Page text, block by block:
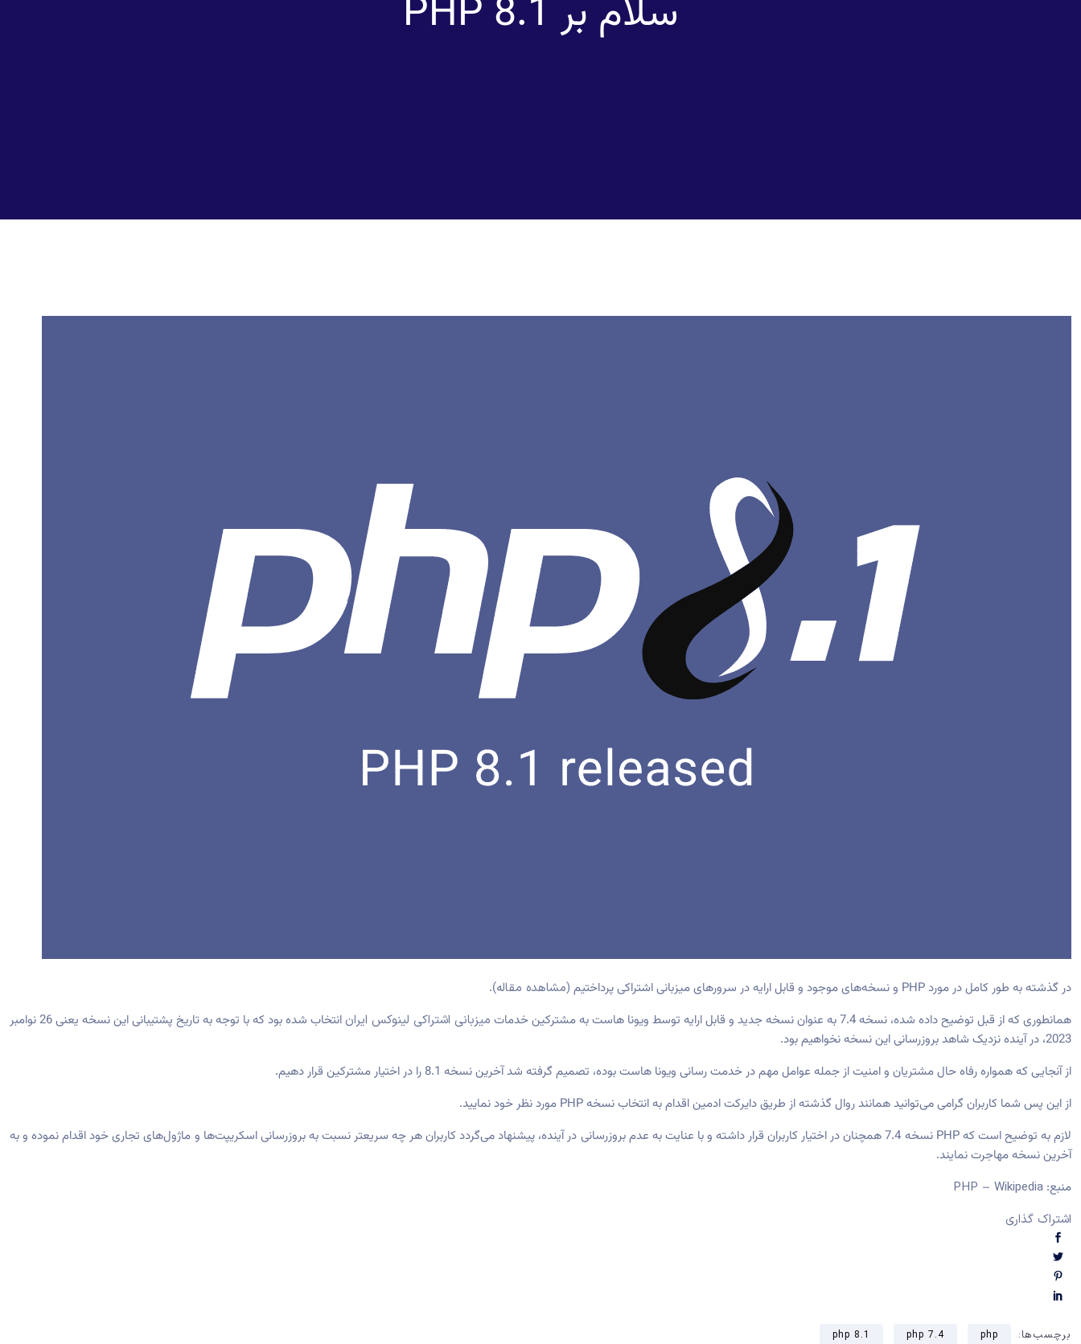
سلام بر PHP 8.1
در گذشته به طور کامل در مورد PHP و نسخه‌های موجود و قابل ارایه در سرورهای میزبانی اشتراکی پرداختیم ( مشاهده مقاله).
همانطوری که از قبل توضیح داده شده، نسخه 7.4 به عنوان نسخه جدید و قابل ارایه توسط ویونا هاست به مشترکین خدمات
میزبانی اشتراکی لینوکس ایران
انتخاب شده بود که با توجه به تاریخ پشتیبانی این نسخه یعنی 26 نوامبر
2023، در آینده نزدیک شاهد بروزرسانی این نسخه نخواهیم بود.
از آنجایی که همواره رفاه حال مشتریان و امنیت از جمله عوامل مهم در خدمت رسانی ویونا هاست بوده، تصمیم گرفته شد آخرین نسخه 8.1 را در اختیار مشترکین قرار دهیم.
از این پس شما کاربران گرامی می‌توانید همانند روال گذشته از طریق دایرکت ادمین اقدام به انتخاب نسخه PHP مورد نظر خود نمایید.
لازم به توضیح است که PHP نسخه 7.4 همچنان در اختیار کاربران قرار داشته و با عنایت به عدم بروزرسانی در آینده، پیشنهاد می‌گردد کاربران هر چه سریعتر نسبت به بروزرسانی اسکریپت‌ها و ماژول‌های تجاری خود اقدام نموده و به
آخرین نسخه مهاجرت نمایند.
منبع: PHP – Wikipedia
اشتراک گذاری
برچسب‌ها: php
php 7.4
php 8.1